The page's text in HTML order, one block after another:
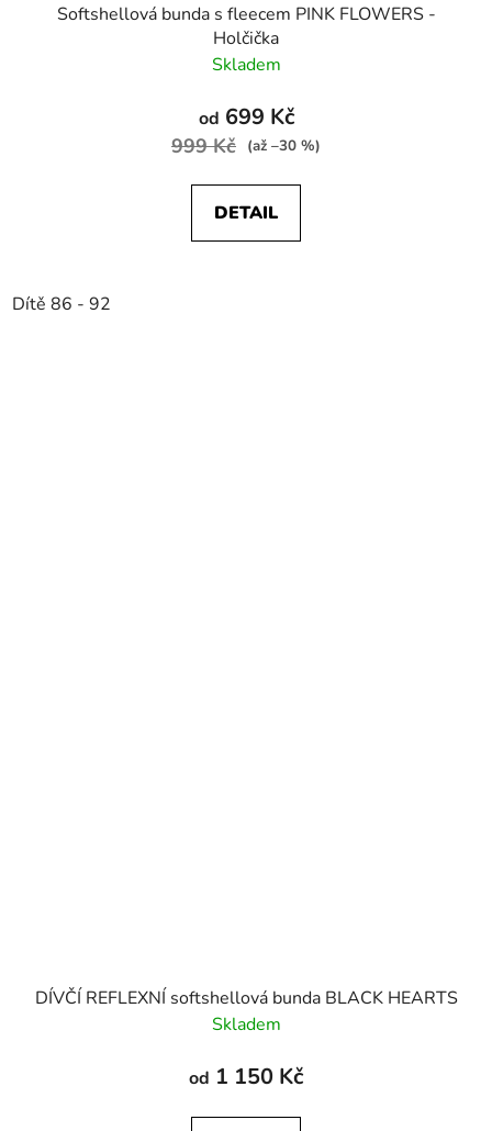
Softshellová bunda s fleecem PINK FLOWERS -
Holčička
Skladem
od 699 Kč
999 Kč (až –30 %)
DETAIL
Dítě 86 - 92
DÍVČÍ REFLEXNÍ softshellová bunda BLACK HEARTS
Skladem
od 1 150 Kč